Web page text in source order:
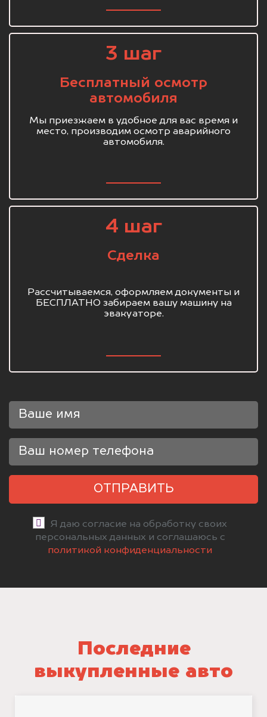
3 шаг
Бесплатный осмотр
автомобиля
Мы приезжаем в удобное для вас время и
место, производим осмотр аварийного
автомобиля.
4 шаг
Сделка
Рассчитываемся, оформляем документы и
БЕСПЛАТНО забираем вашу машину на
эвакуаторе.
ОТПРАВИТЬ
Я даю согласие на обработку своих
персональных данных и соглашаюсь с
политикой конфиденциальности
Последние
выкупленные авто